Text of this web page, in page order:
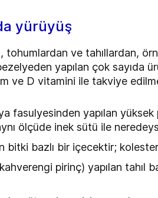
yürüyüş
ve tahıllardan,
yapılan çok sayıda
ve D vitamini ile takviye
fasulyesinden yapılan
ölçüde inek sütü ile
bitki bazlı bir içecektir;
pirinç) yapılan tahıl